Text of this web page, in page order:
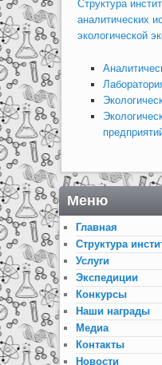
Структура
аналитических
экологической
Меню
Главная
Структура
Услуги
Экспедиции
Конкурсы
Наши награды
Медиа
Контакты
Новости